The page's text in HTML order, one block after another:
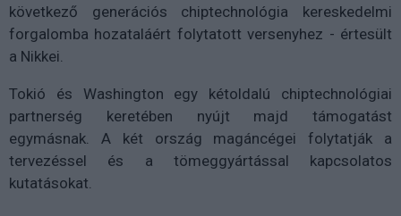
következő generációs chiptechnológia kereskedelmi
forgalomba hozataláért folytatott versenyhez - értesült
a Nikkei.
Tokió és Washington egy kétoldalú chiptechnológiai
partnerség keretében nyújt majd támogatást
egymásnak. A két ország magáncégei folytatják a
tervezéssel és a tömeggyártással kapcsolatos
kutatásokat.